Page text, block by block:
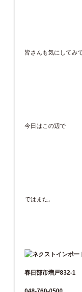
皆さんも気にしてみ
今日はこの辺で
ではまた。
春日部市増戸832-1